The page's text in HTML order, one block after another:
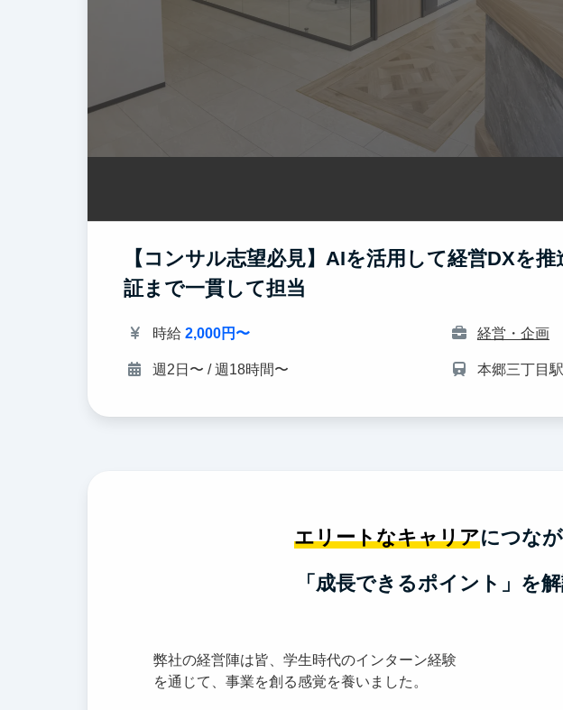
【コンサル志望必見】AIを活用して経営DXを
証まで一貫して担当
時給 2,000円〜 経営・企画
週2日〜 / 週18時間〜 本郷三丁目
エリートなキャリアにつなが
「成長できるポイント」を解
弊社の経営陣は皆、学生時代のインターン経験
を通じて、事業を創る感覚を養いました。